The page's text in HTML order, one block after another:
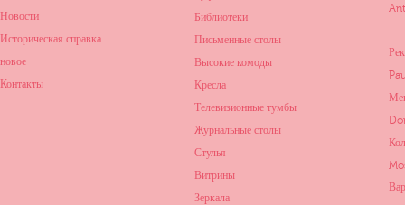
Новости
Историческая справка
новое
Контакты
Библиотеки
Письменные столы
Высокие комоды
Кресла
Телевизионные тумбы
Журнальные столы
Стулья
Витрины
Зеркала